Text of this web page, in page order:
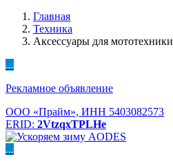
Главная
Техника
Аксессуары для мототехники
...
Рекламное объявление
ООО «Прайм», ИНН 5403082573
ERID: 2VtzqxTPLHe
...